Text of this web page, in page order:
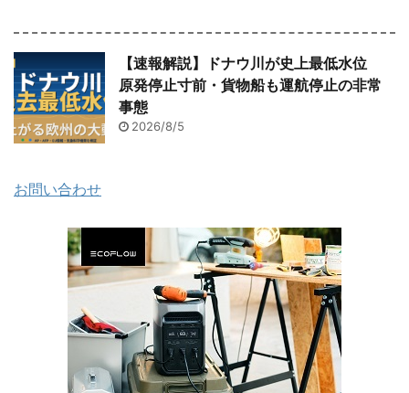
【速報解説】ドナウ川が史上最低水位
原発停止寸前・貨物船も運航停止の非常
事態
2026/8/5
お問い合わせ